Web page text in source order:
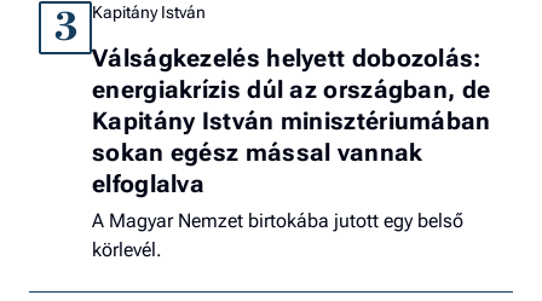
3 Kapitány István
Válságkezelés helyett dobozolás:
energiakrízis dúl az országban, de
Kapitány István minisztériumában
sokan egész mással vannak
elfoglalva
A Magyar Nemzet birtokába jutott egy belső
körlevél.